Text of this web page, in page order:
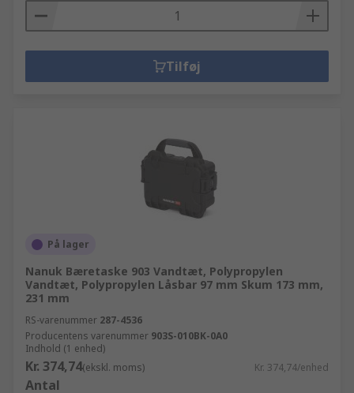
Tilføj
På lager
Nanuk Bæretaske 903 Vandtæt, Polypropylen
Vandtæt, Polypropylen Låsbar 97 mm Skum 173 mm,
231 mm
RS-varenummer 287-4536
Producentens varenummer 903S-010BK-0A0
Indhold (1 enhed)
Kr. 374,74(ekskl. moms) Kr. 374,74/enhed
Antal